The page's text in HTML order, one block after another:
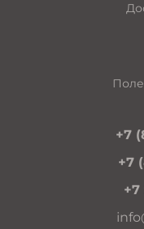
+7
+7
+7